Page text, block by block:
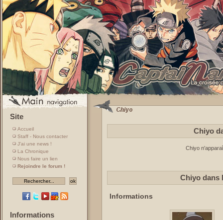
Site
Accueil
Staff - Nous contacter
J'ai une news !
La Chronique
Nous faire un lien
Rejoindre le forum !
Informations
Chiyo
Chiyo
Chiyo dans
Informations